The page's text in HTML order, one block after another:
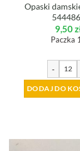
Opaski
9,50
Paczka
-
DODAJ DO